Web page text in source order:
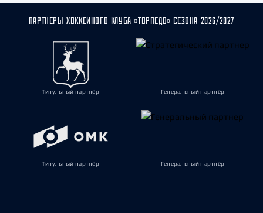
ПАРТНЁРЫ ХОККЕЙНОГО КЛУБА «ТОРПЕДО» СЕЗОНА 2026/2027
Титульный партнёр Генеральный партнёр
Титульный партнёр Генеральный партнёр